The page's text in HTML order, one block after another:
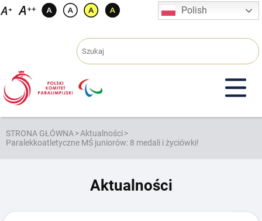
Przejdź
Polish
STRONA GŁÓWNA>Aktualności>
Paralekkoatletyczne MŚ juniorów: 8 medali i życiówki!
Aktualności